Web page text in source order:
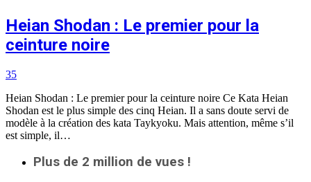
Heian Shodan : Le premier pour la
ceinture noire
35
Heian Shodan : Le premier pour la ceinture noire Ce Kata Heian
Shodan est le plus simple des cinq Heian. Il a sans doute servi de
modèle à la création des kata Taykyoku. Mais attention, même s’il
est simple, il…
Plus de 2 million de vues !